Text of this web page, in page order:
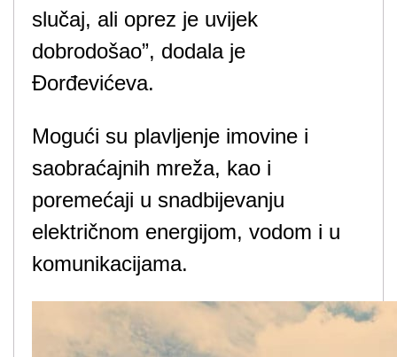
slučaj, ali oprez je uvijek
dobrodošao”, dodala je
Đorđevićeva.
Mogući su plavljenje imovine i
saobraćajnih mreža, kao i
poremećaji u snadbijevanju
električnom energijom, vodom i u
komunikacijama.